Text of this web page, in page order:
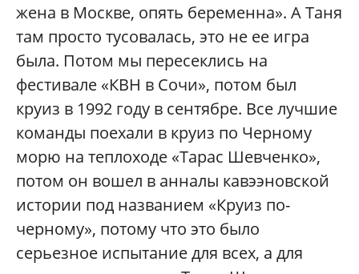
жена в Москве, опять беременна». А Таня
там просто тусовалась, это не ее игра
была. Потом мы пересеклись на
фестивале «КВН в Сочи», потом был
круиз в 1992 году в сентябре. Все лучшие
команды поехали в круиз по Черному
морю на теплоходе «Тарас Шевченко»,
потом он вошел в анналы кавээновской
истории под названием «Круиз по-
черному», потому что это было
серьезное испытание для всех, а для